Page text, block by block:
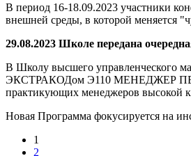
В период 16-18.09.2023 участники
внешней среды, в которой меняется
29.08.2023 Школе передана
В Школу высшего
ЭКСТРАКОДом Э110 МЕНЕДЖЕР
практикующих менеджеров высокой
Новая Программа фокусируется на
1
2